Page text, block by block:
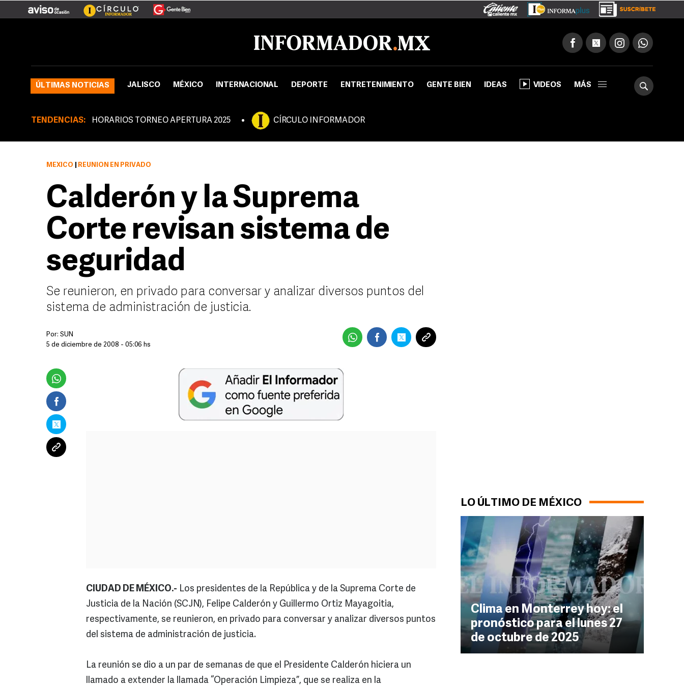
ÚLTIMAS NOTICIAS JALISCO MÉXICO INTERNACIONAL DEPORTE ENTRETENIMIENTO GENTE BIEN IDEAS VIDEOS MÁS
TENDENCIAS: HORARIOS TORNEO APERTURA 2025 CÍRCULO INFORMADOR
LO ÚLTIMO DE MÉXICO
Clima en Monterrey hoy: el
pronóstico para el lunes 27
de octubre de 2025
MÉXICO REUNIÓN EN PRIVADO
Calderón y la Suprema
Corte revisan sistema de
seguridad
Se reunieron, en privado para conversar y analizar diversos puntos del
sistema de administración de justicia.
Por: SUN
5 de diciembre de 2008 - 05:06 hs
CIUDAD DE MÉXICO.- Los presidentes de la República y de la Suprema Corte de
Justicia de la Nación (SCJN), Felipe Calderón y Guillermo Ortiz Mayagoitia,
respectivamente, se reunieron, en privado para conversar y analizar diversos puntos
del sistema de administración de justicia.
La reunión se dio a un par de semanas de que el Presidente Calderón hiciera un
llamado a extender la llamada “Operación Limpieza”, que se realiza en la